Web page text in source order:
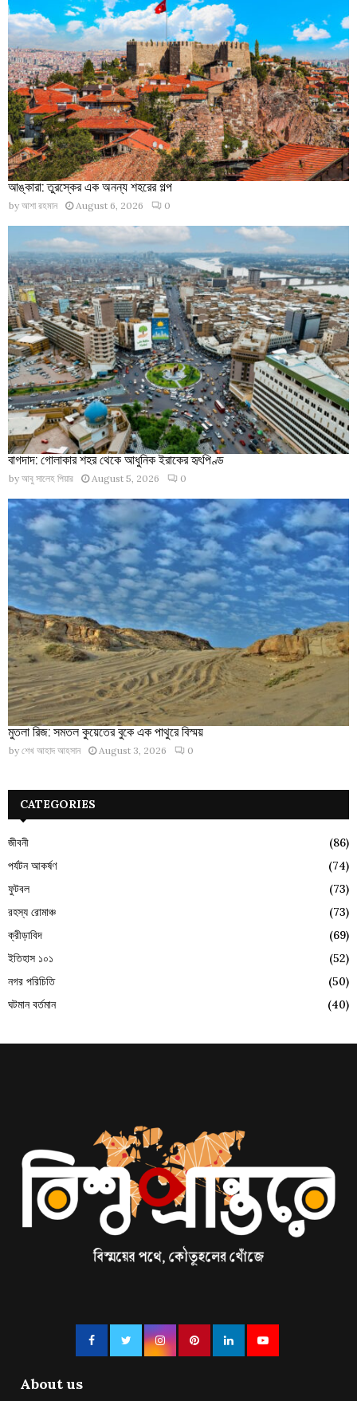
আঙ্কারা: তুরস্কের এক অনন্য শহরের গল্প
by আশা রহমান August 6, 2026 0
বাগদাদ: গোলাকার শহর থেকে আধুনিক ইরাকের হৃৎপিণ্ড
by আবু সালেহ পিয়ার August 5, 2026 0
মুতলা রিজ: সমতল কুয়েতের বুকে এক পাথুরে বিস্ময়
by শেখ আহাদ আহসান August 3, 2026 0
CATEGORIES
জীবনী
(86)
পর্যটন আকর্ষণ
(74)
ফুটবল
(73)
রহস্য রোমাঞ্চ
(73)
ক্রীড়াবিদ
(69)
ইতিহাস ১০১
(52)
নগর পরিচিতি
(50)
ঘটমান বর্তমান
(40)
About us